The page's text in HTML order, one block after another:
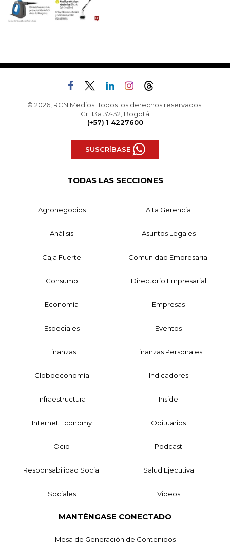
© 2026, RCN Medios. Todos los derechos reservados.
Cr. 13a 37-32, Bogotá
(+57) 1 4227600
SUSCRÍBASE
TODAS LAS SECCIONES
Agronegocios Alta Gerencia
Análisis Asuntos Legales
Caja Fuerte Comunidad Empresarial
Consumo Directorio Empresarial
Economía Empresas
Especiales Eventos
Finanzas Finanzas Personales
Globoeconomía Indicadores
Infraestructura Inside
Internet Economy Obituarios
Ocio Podcast
Responsabilidad Social Salud Ejecutiva
Sociales Videos
MANTÉNGASE CONECTADO
Mesa de Generación de Contenidos